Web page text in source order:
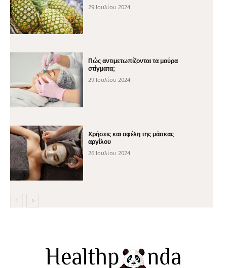
29 Ιουλίου 2024
Πώς αντιμετωπίζονται τα μαύρα
στίγματα;
29 Ιουλίου 2024
Χρήσεις και οφέλη της μάσκας
αργίλου
26 Ιουλίου 2024